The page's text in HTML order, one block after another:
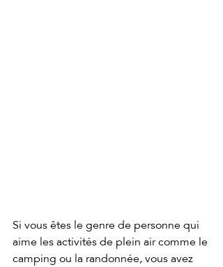
Si vous êtes le genre de personne qui
aime les activités de plein air comme le
camping ou la randonnée, vous avez